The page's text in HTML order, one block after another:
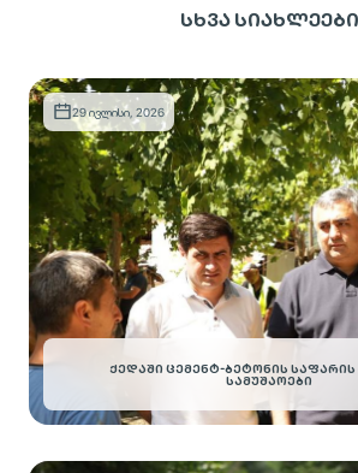
ᲡᲮᲕᲐ ᲡᲘᲐᲮᲚᲔᲔᲑᲘ
29 ივლისი, 2026
ᲥᲔᲓᲐᲨᲘ ᲪᲔᲛᲔᲜᲢ-ᲑᲔᲢᲝᲜᲘᲡ ᲡᲐᲤᲐᲠᲘᲡ
ᲡᲐᲛᲣᲨᲐᲝᲔᲑᲘ